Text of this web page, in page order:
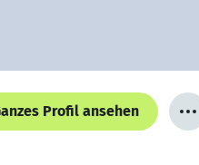
Profil ansehen